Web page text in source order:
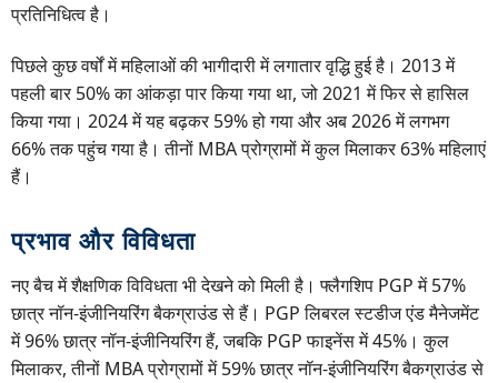
प्रतिनिधित्व है।
पिछले कुछ वर्षों में महिलाओं की भागीदारी में लगातार वृद्धि हुई है। 2013 में
पहली बार 50% का आंकड़ा पार किया गया था, जो 2021 में फिर से हासिल
किया गया। 2024 में यह बढ़कर 59% हो गया और अब 2026 में लगभग
66% तक पहुंच गया है। तीनों MBA प्रोग्रामों में कुल मिलाकर 63% महिलाएं
हैं।
प्रभाव और विविधता
नए बैच में शैक्षणिक विविधता भी देखने को मिली है। फ्लैगशिप PGP में 57%
छात्र नॉन-इंजीनियरिंग बैकग्राउंड से हैं। PGP लिबरल स्टडीज एंड मैनेजमेंट
में 96% छात्र नॉन-इंजीनियरिंग हैं, जबकि PGP फाइनेंस में 45%। कुल
मिलाकर, तीनों MBA प्रोग्रामों में 59% छात्र नॉन-इंजीनियरिंग बैकग्राउंड से